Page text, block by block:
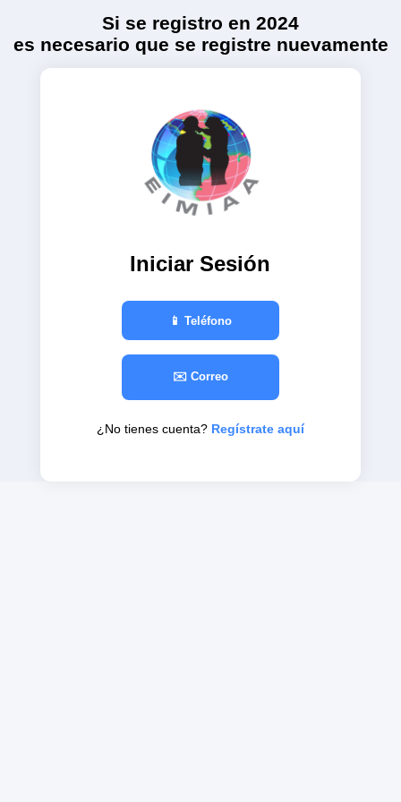
Si se registro en 2024
es necesario que se registre nuevamente
Iniciar Sesión
📱 Teléfono
✉️ Correo
¿No tienes cuenta? Regístrate aquí